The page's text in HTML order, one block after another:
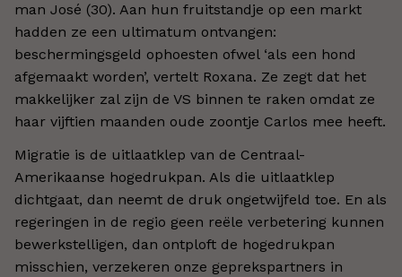
man José (30). Aan hun fruitstandje op een markt
hadden ze een ultimatum ontvangen:
beschermingsgeld ophoesten ofwel ‘als een hond
afgemaakt worden’, vertelt Roxana. Ze zegt dat het
makkelijker zal zijn de VS binnen te raken omdat ze
haar vijftien maanden oude zoontje Carlos mee heeft.
Migratie is de uitlaatklep van de Centraal-
Amerikaanse hogedrukpan. Als die uitlaatklep
dichtgaat, dan neemt de druk ongetwijfeld toe. En als
regeringen in de regio geen reële verbetering kunnen
bewerkstelligen, dan ontploft de hogedrukpan
misschien, verzekeren onze geprekspartners in